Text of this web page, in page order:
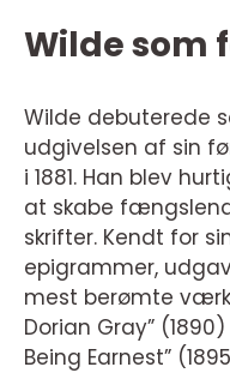
Wilde som
Wilde debuterede
udgivelsen af sin
i 1881. Han blev
at skabe
skrifter. Kendt for
epigrammer,
mest berømte
Dorian Gray”
Being Earnest”